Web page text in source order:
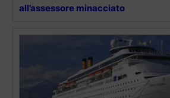
all’assessore minacciato